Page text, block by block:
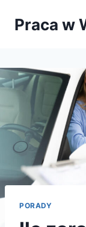
Praca w
PORADY